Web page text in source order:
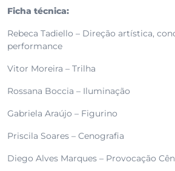
Ficha técnica:
Rebeca Tadiello – Direção artística,
performance
Vitor Moreira – Trilha
Rossana Boccia – Iluminação
Gabriela Araújo – Figurino
Priscila Soares – Cenografia
Diego Alves Marques – Provocação